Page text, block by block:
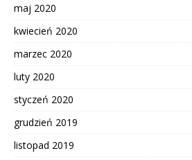
maj 2020
kwiecień 2020
marzec 2020
luty 2020
styczeń 2020
grudzień 2019
listopad 2019